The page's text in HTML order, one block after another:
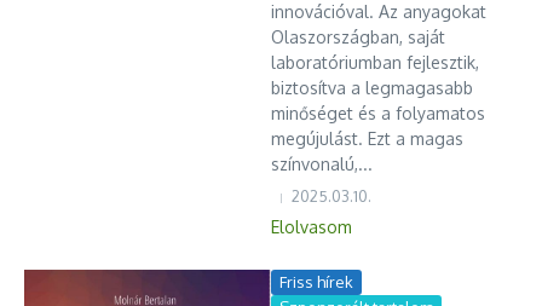
innovációval. Az anyagokat
Olaszországban, saját
laboratóriumban fejlesztik,
biztosítva a legmagasabb
minőséget és a folyamatos
megújulást. Ezt a magas
színvonalú,...
2025.03.10.
Elolvasom
Friss hírek